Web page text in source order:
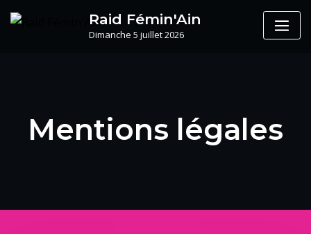
Raid Fémin'Ain
Dimanche 5 juillet 2026
Mentions légales